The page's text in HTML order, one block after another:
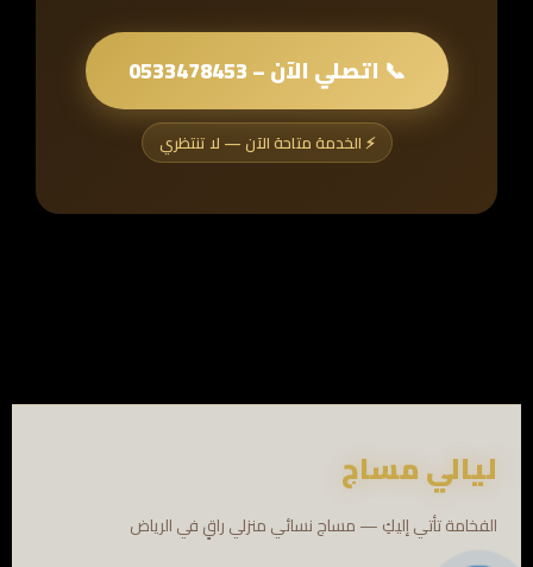
📞 اتصلي الآن – 0533478453
⚡ الخدمة متاحة الآن — لا تنتظري
ليالي مساج
الفخامة تأتي إليكِ — مساج نسائي منزلي راقٍ في الرياض